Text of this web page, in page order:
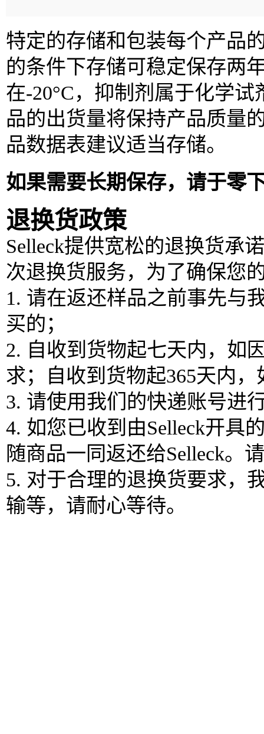
特定的存储和包装每个产品
的条件下存储可稳定保存两
在-20°C，抑制剂属于化学
品的出货量将保持产品质量
品数据表建议适当存储。
如果需要长期保存，请于零
退换货政策
Selleck提供宽松的退换货承
次退换货服务，为了确保您
1. 请在返还样品之前事先与
买的；
2. 自收到货物起七天内，如
求；自收到货物起365天内
3. 请使用我们的快递账号进
4. 如您已收到由Selleck开具
随商品一同返还给Selleck。
5. 对于合理的退换货要求，
输等，请耐心等待。